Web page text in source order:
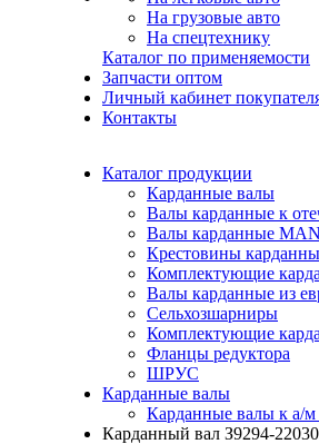
На грузовые авто
На спецтехнику
Каталог по применяемости
Запчасти оптом
Личный кабинет
Контакты
Каталог продукции
Карданные валы
Валы карданные к
Валы карданные
Крестовины
Комплектующие
Валы карданные из
Сельхозшарниры
Комплектующие
Фланцы редуктора
ШРУС
Карданные валы
Карданные валы к
Карданный вал З9294-